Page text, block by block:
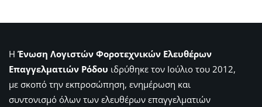
Η Ένωση Λογιστών Φοροτεχνικών Ελευθέρων
Επαγγελματιών Ρόδου ιδρύθηκε τον Ιούλιο του 2012,
με σκοπό την εκπροσώπηση, ενημέρωση και
συντονισμό όλων των ελευθέρων επαγγελματιών